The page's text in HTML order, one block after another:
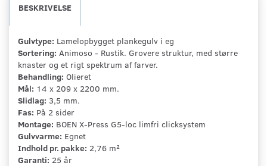
BESKRIVELSE
Gulvtype: Lamelopbygget plankegulv i eg
Sortering: Animoso - Rustik. Grovere struktur, med større
knaster og et rigt spektrum af farver.
Behandling: Olieret
Mål: 14 x 209 x 2200 mm.
Slidlag: 3,5 mm.
Fas: På 2 sider
Montage: BOEN X-Press G5-loc limfri clicksystem
Gulvvarme: Egnet
Indhold pr. pakke: 2,76 m²
Garanti: 25 år